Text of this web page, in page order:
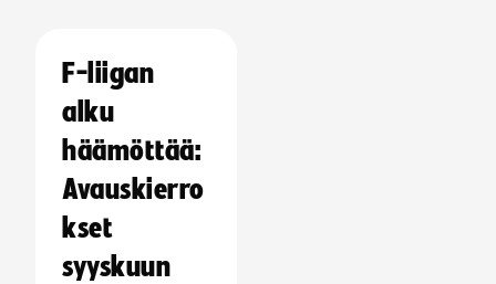
F-liigan
alku
häämöttää:
Avauskierro
kset
syyskuun